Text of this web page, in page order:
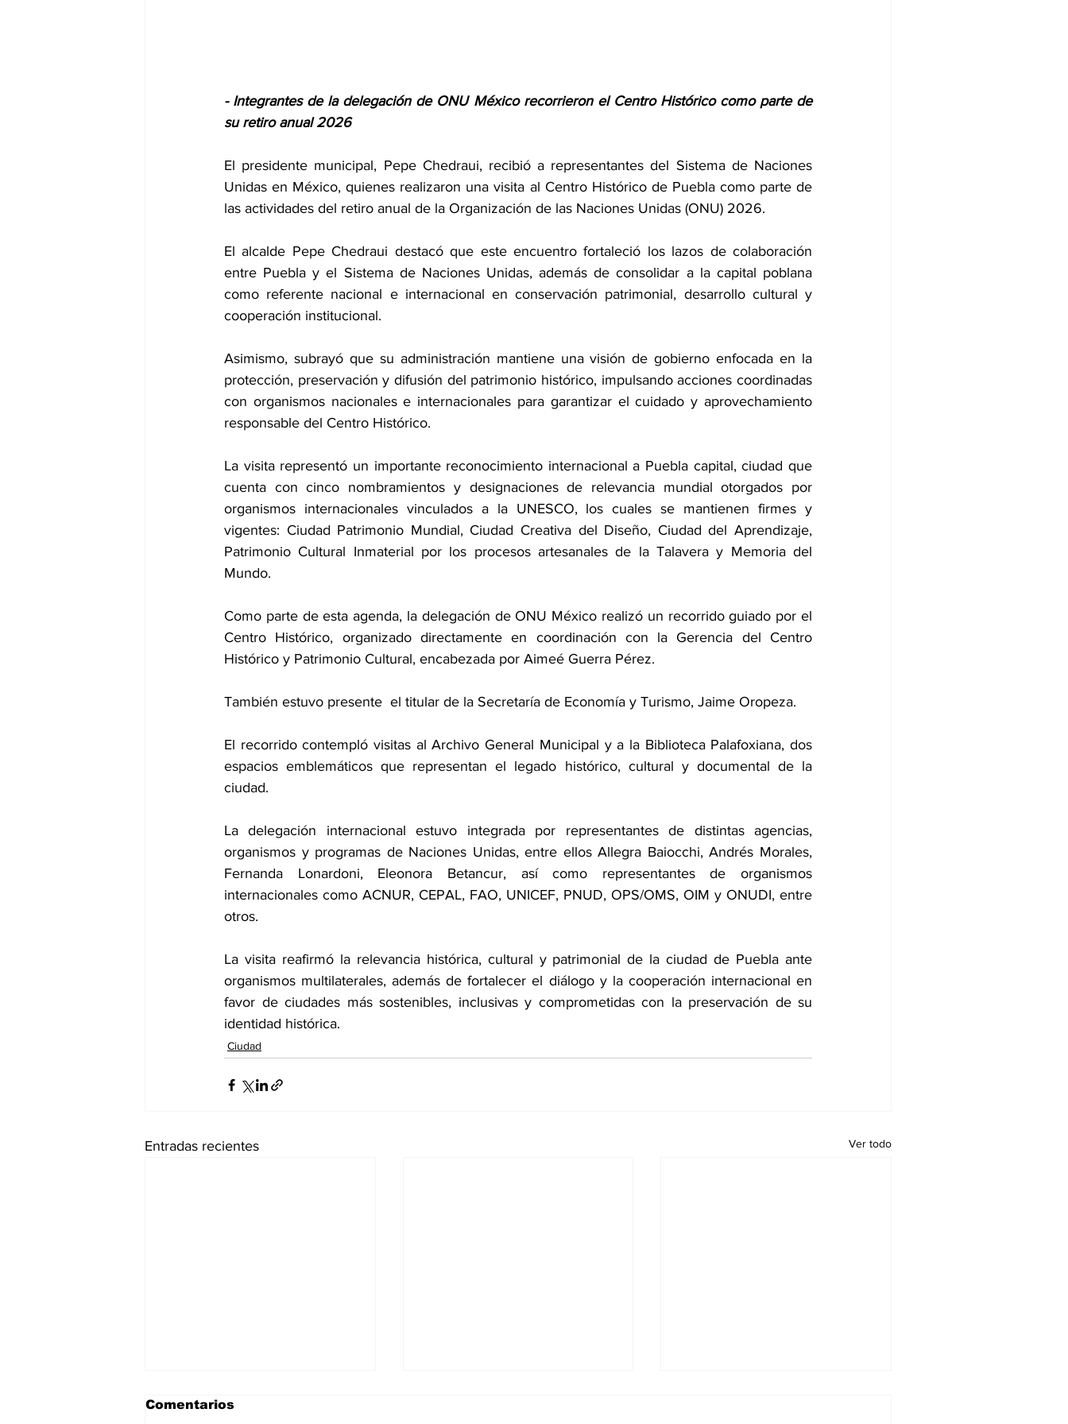
- Integrantes de la delegación de ONU México recorrieron el Centro Histórico como parte de
su retiro anual 2026
El presidente municipal, Pepe Chedraui, recibió a representantes del Sistema de Naciones
Unidas en México, quienes realizaron una visita al Centro Histórico de Puebla como parte de
las actividades del retiro anual de la Organización de las Naciones Unidas (ONU) 2026.
El alcalde Pepe Chedraui destacó que este encuentro fortaleció los lazos de colaboración
entre Puebla y el Sistema de Naciones Unidas, además de consolidar a la capital poblana
como referente nacional e internacional en conservación patrimonial, desarrollo cultural y
cooperación institucional.
Asimismo, subrayó que su administración mantiene una visión de gobierno enfocada en la
protección, preservación y difusión del patrimonio histórico, impulsando acciones coordinadas
con organismos nacionales e internacionales para garantizar el cuidado y aprovechamiento
responsable del Centro Histórico.
La visita representó un importante reconocimiento internacional a Puebla capital, ciudad que
cuenta con cinco nombramientos y designaciones de relevancia mundial otorgados por
organismos internacionales vinculados a la UNESCO, los cuales se mantienen firmes y
vigentes: Ciudad Patrimonio Mundial, Ciudad Creativa del Diseño, Ciudad del Aprendizaje,
Patrimonio Cultural Inmaterial por los procesos artesanales de la Talavera y Memoria del
Mundo.
Como parte de esta agenda, la delegación de ONU México realizó un recorrido guiado por el
Centro Histórico, organizado directamente en coordinación con la Gerencia del Centro
Histórico y Patrimonio Cultural, encabezada por Aimeé Guerra Pérez.
También estuvo presente  el titular de la Secretaría de Economía y Turismo, Jaime Oropeza.
El recorrido contempló visitas al Archivo General Municipal y a la Biblioteca Palafoxiana, dos
espacios emblemáticos que representan el legado histórico, cultural y documental de la
ciudad.
La delegación internacional estuvo integrada por representantes de distintas agencias,
organismos y programas de Naciones Unidas, entre ellos Allegra Baiocchi, Andrés Morales,
Fernanda Lonardoni, Eleonora Betancur, así como representantes de organismos
internacionales como ACNUR, CEPAL, FAO, UNICEF, PNUD, OPS/OMS, OIM y ONUDI, entre
otros.
La visita reafirmó la relevancia histórica, cultural y patrimonial de la ciudad de Puebla ante
organismos multilaterales, además de fortalecer el diálogo y la cooperación internacional en
favor de ciudades más sostenibles, inclusivas y comprometidas con la preservación de su
identidad histórica.
Ciudad
Entradas recientes Ver todo
Comentarios